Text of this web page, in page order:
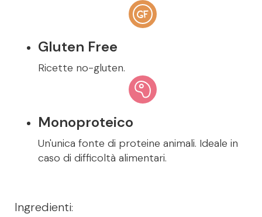
Gluten Free
Ricette no-gluten.
Monoproteico
Un'unica fonte di proteine animali. Ideale in
caso di difficoltà alimentari.
Ingredienti: